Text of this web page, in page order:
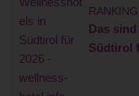
RANKING
Das
Südtirol